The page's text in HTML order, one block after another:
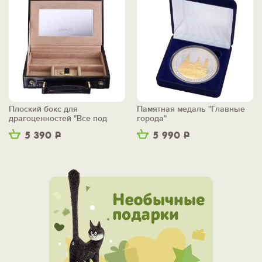
5 390 Р
Плоский бокс для
драгоценностей "Все под
рукой"
5 990 Р
Памятная медаль "Главные
города"